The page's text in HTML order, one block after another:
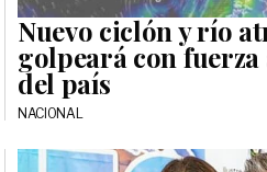
Nuevo ciclón y río
golpeará con fuerza
del país
NACIONAL